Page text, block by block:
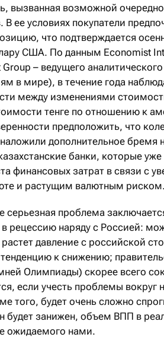
вызванная возможной
В ее условиях покупатели
что подтверждается
США. По данным Economist
– ведущего
в мире), в течение года
между изменениями
тенге по отношению к
предположить, что
дополнительное бремя
банки, которые
финансовых затрат в связи с
и растущим валютным риском.
серьезная проблема
в рецессию наряду с Россией:
растет давление с российской
к снижению;
Олимпиады) скорее всего
если учесть проблемы
того, будет очень сложно
будет занижен, объем ВПП в
ожидаемого нами.